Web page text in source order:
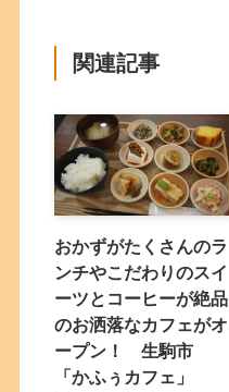
関連記事
おかずがたくさんのラ
ンチやこだわりのスイ
ーツとコーヒーが絶品
のお洒落なカフェがオ
ープン！ 生駒市
「かふぅカフェ」